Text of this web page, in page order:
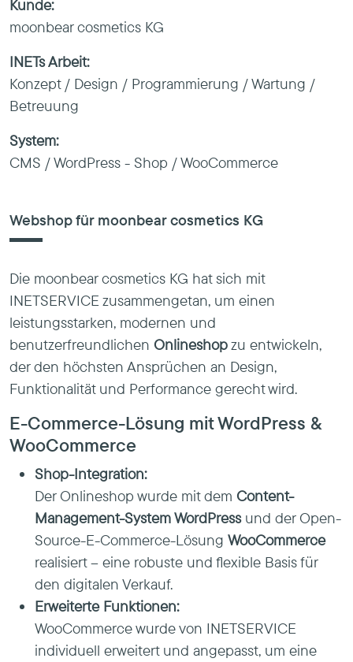
Kunde:
moonbear cosmetics KG
INETs Arbeit:
Konzept / Design / Programmierung / Wartung /
Betreuung
System:
CMS / WordPress - Shop / WooCommerce
Webshop für moonbear cosmetics KG
Die moonbear cosmetics KG hat sich mit
INETSERVICE zusammengetan, um einen
leistungsstarken, modernen und
benutzerfreundlichen Onlineshopzu entwickeln,
der den höchsten Ansprüchen an Design,
Funktionalität und Performance gerecht wird.
E-Commerce-Lösung mit WordPress &
WooCommerce
Shop-Integration:
Der Onlineshop wurde mit dem Content-
Management-System WordPressund der Open-
Source-E-Commerce-Lösung WooCommerce
realisiert – eine robuste und flexible Basis für
den digitalen Verkauf.
Erweiterte Funktionen:
WooCommerce wurde von INETSERVICE
individuell erweitert und angepasst, um eine